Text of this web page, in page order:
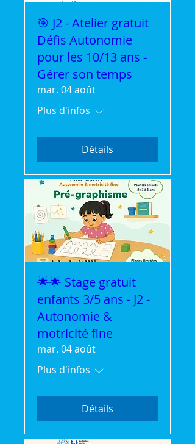
🎯 J2 - Atelier gratuit
Défis Autonomie
pour les 10/13 ans -
Gérer son temps
mar. 04 août
Plus d'infos
Détails
🌟🌟 Stage gratuit
enfants 3/5 ans - J2 -
Autonomie &
motricité fine
mar. 04 août
Plus d'infos
Détails